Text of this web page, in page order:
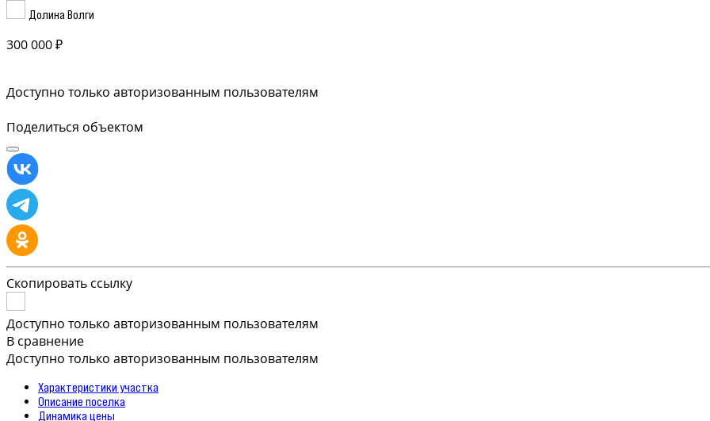
Долина Волги
300 000 ₽
Доступно только авторизованным пользователям
Поделиться объектом
Скопировать ссылку
Доступно только авторизованным пользователям
В сравнение
Доступно только авторизованным пользователям
Характеристики участка
Описание поселка
Динамика цены